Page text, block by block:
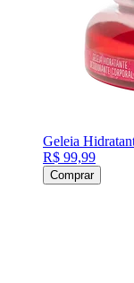
Geleia
R$ 99,99
Comprar